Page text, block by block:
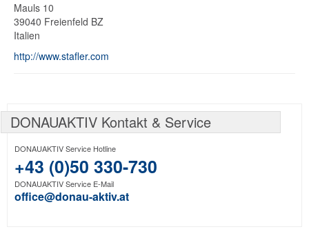
Mauls 10
39040 Freienfeld BZ
Italien
http://www.stafler.com
DONAUAKTIV Kontakt & Service
DONAUAKTIV Service Hotline
+43 (0)50 330-730
DONAUAKTIV Service E-Mail
office@donau-aktiv.at